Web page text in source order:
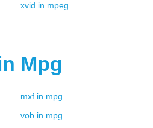
xvid in mpeg
Mpg
mxf in mpg
vob in mpg